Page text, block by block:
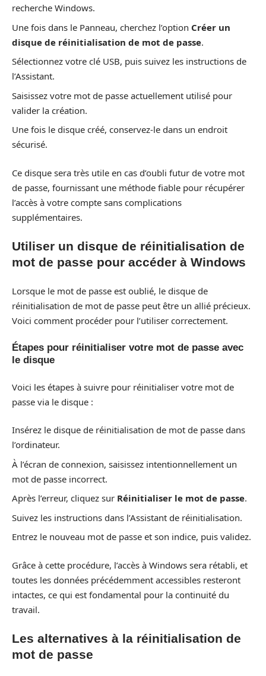
recherche Windows.
Une fois dans le Panneau, cherchez l’option Créer un
disque de réinitialisation de mot de passe.
Sélectionnez votre clé USB, puis suivez les instructions de
l’Assistant.
Saisissez votre mot de passe actuellement utilisé pour
valider la création.
Une fois le disque créé, conservez-le dans un endroit
sécurisé.
Ce disque sera très utile en cas d’oubli futur de votre mot
de passe, fournissant une méthode fiable pour récupérer
l’accès à votre compte sans complications
supplémentaires.
Utiliser un disque de réinitialisation de
mot de passe pour accéder à Windows
Lorsque le mot de passe est oublié, le disque de
réinitialisation de mot de passe peut être un allié précieux.
Voici comment procéder pour l’utiliser correctement.
Étapes pour réinitialiser votre mot de passe avec
le disque
Voici les étapes à suivre pour réinitialiser votre mot de
passe via le disque :
Insérez le disque de réinitialisation de mot de passe dans
l’ordinateur.
À l’écran de connexion, saisissez intentionnellement un
mot de passe incorrect.
Après l’erreur, cliquez sur Réinitialiser le mot de passe.
Suivez les instructions dans l’Assistant de réinitialisation.
Entrez le nouveau mot de passe et son indice, puis validez.
Grâce à cette procédure, l’accès à Windows sera rétabli, et
toutes les données précédemment accessibles resteront
intactes, ce qui est fondamental pour la continuité du
travail.
Les alternatives à la réinitialisation de
mot de passe